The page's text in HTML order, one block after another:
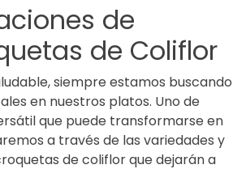
de
de Coliflor
siempre estamos buscando
en nuestros platos. Uno de
que puede transformarse en
a través de las variedades y
de coliflor que dejarán a